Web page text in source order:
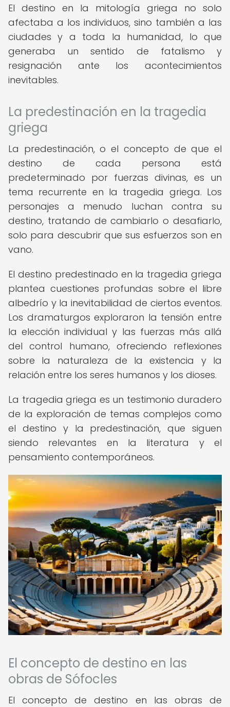
El destino en la mitología griega no solo
afectaba a los individuos, sino también a las
ciudades y a toda la humanidad, lo que
generaba un sentido de fatalismo y
resignación ante los acontecimientos
inevitables.
La predestinación en la tragedia
griega
La predestinación, o el concepto de que el
destino de cada persona está
predeterminado por fuerzas divinas, es un
tema recurrente en la tragedia griega. Los
personajes a menudo luchan contra su
destino, tratando de cambiarlo o desafiarlo,
solo para descubrir que sus esfuerzos son en
vano.
El destino predestinado en la tragedia griega
plantea cuestiones profundas sobre el libre
albedrío y la inevitabilidad de ciertos eventos.
Los dramaturgos exploraron la tensión entre
la elección individual y las fuerzas más allá
del control humano, ofreciendo reflexiones
sobre la naturaleza de la existencia y la
relación entre los seres humanos y los dioses.
La tragedia griega es un testimonio duradero
de la exploración de temas complejos como
el destino y la predestinación, que siguen
siendo relevantes en la literatura y el
pensamiento contemporáneos.
El concepto de destino en las
obras de Sófocles
El concepto de destino en las obras de